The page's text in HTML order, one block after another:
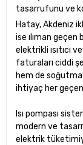
tasarrufunu ve
Hatay, Akdeniz
ise ılıman geçen
elektrikli ısıtıcı
faturaları ciddi
hem de
ihtiyaç her
Isı pompası
modern ve
elektrik